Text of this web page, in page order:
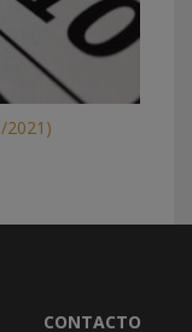
2021)
CONTACTO